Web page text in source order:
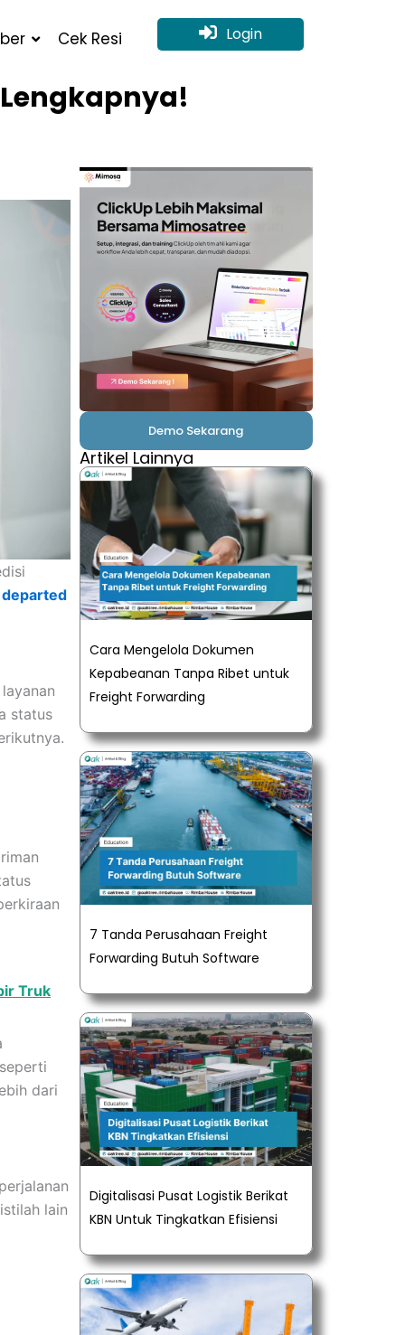
Cek Resi Login
departed
status
Truk
dari
lain
Demo Sekarang
Artikel Lainnya
Cara Mengelola Dokumen
Kepabeanan Tanpa Ribet untuk
Freight Forwarding
7 Tanda Perusahaan Freight
Forwarding Butuh Software
Digitalisasi Pusat Logistik Berikat
KBN Untuk Tingkatkan Efisiensi